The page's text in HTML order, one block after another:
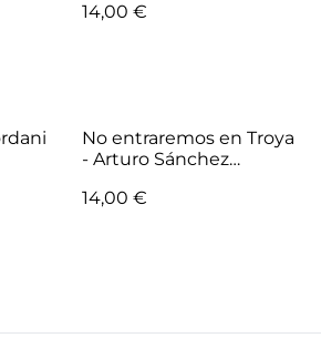
14,00 €
No entraremos en Troya
- Arturo Sánchez
14,00 €